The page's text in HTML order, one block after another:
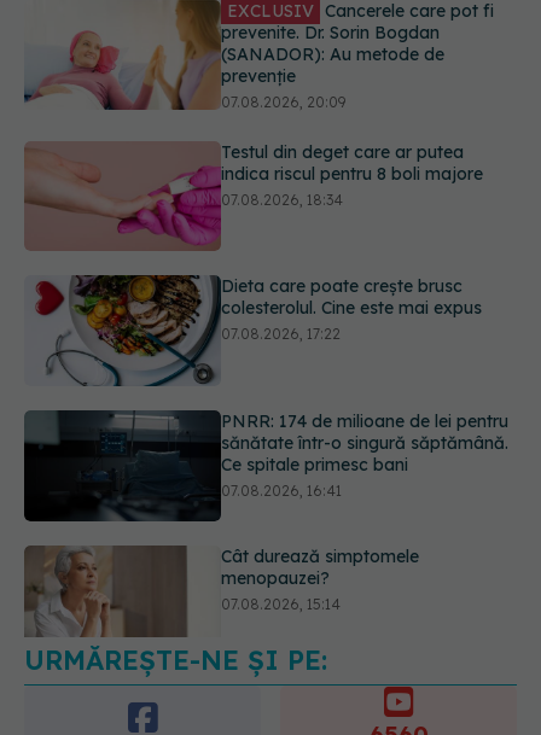
Testul din deget care ar putea
indica riscul pentru 8 boli majore
07.08.2026, 18:34
Dieta care poate crește brusc
colesterolul. Cine este mai expus
07.08.2026, 17:22
PNRR: 174 de milioane de lei pentru
sănătate într-o singură săptămână.
Ce spitale primesc bani
Cât durează simptomele
menopauzei?
07.08.2026, 15:14
EXCLUSIV Cancerele care pot fi
prevenite. Dr. Sorin Bogdan
(SANADOR): Au metode de
prevenție
URMĂREȘTE-NE ȘI PE: